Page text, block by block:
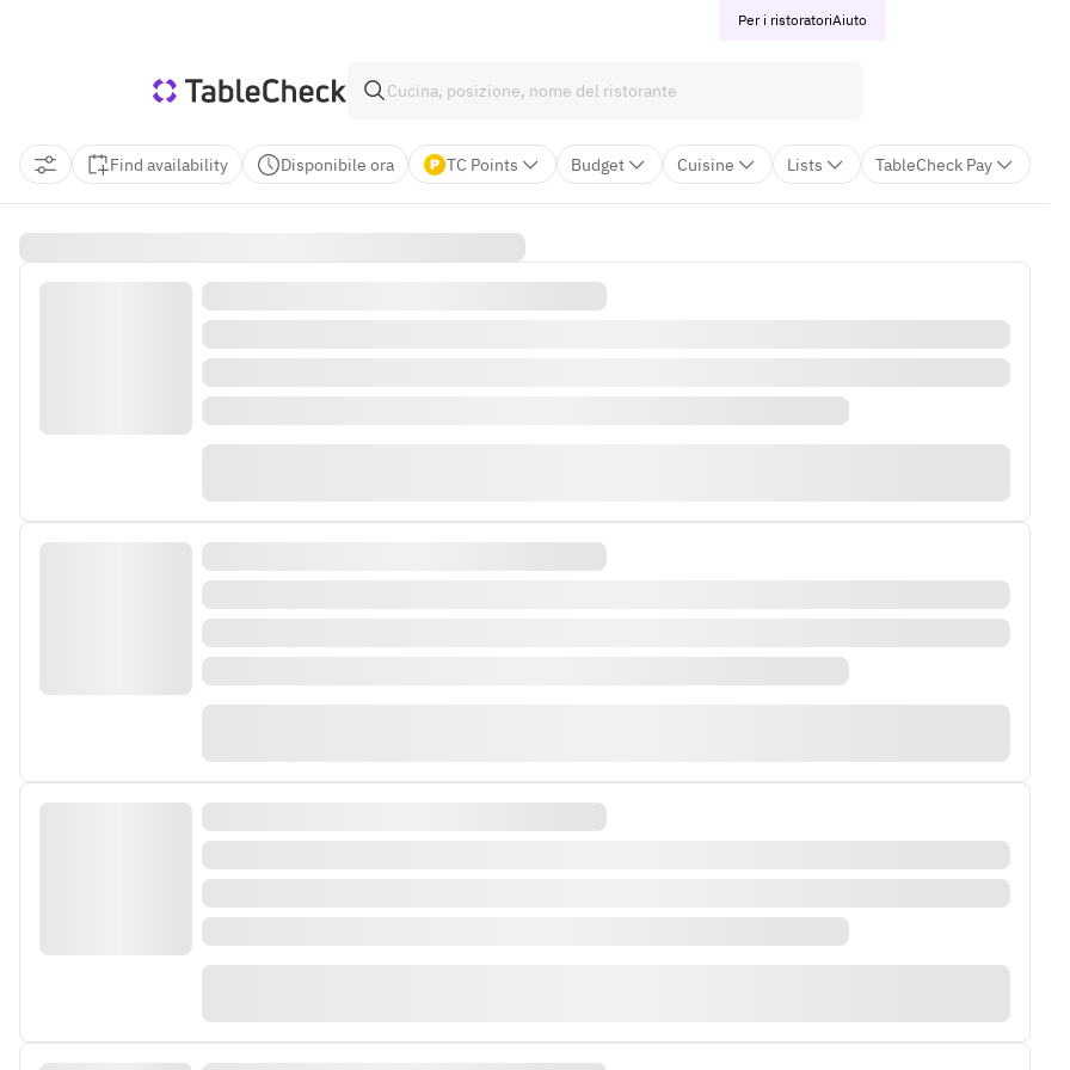
Per i ristoratoriAiuto
Find availability Disponibile ora TC Points Budget Cuisine Lists TableCheck Pay